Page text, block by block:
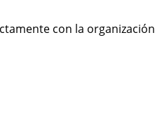
con la organización